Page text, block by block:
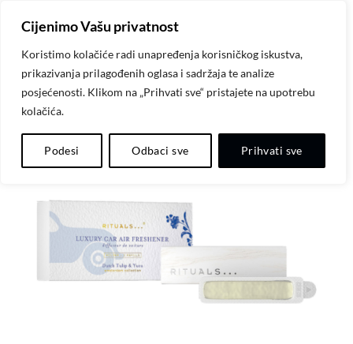
Cijenimo Vašu privatnost
Koristimo kolačiće radi unapređenja korisničkog iskustva,
prikazivanja prilagođenih oglasa i sadržaja te analize
posjećenosti. Klikom na „Prihvati sve“ pristajete na upotrebu
kolačića.
Podesi Odbaci sve Prihvati sve
content
Dodaj
listu